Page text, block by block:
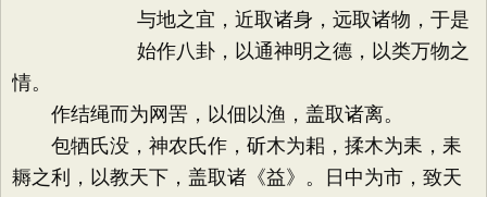
与地之宜，近取诸身，远取诸物，于是
始作八卦，以通神明之德，以类万物之
情。
作结绳而为网罟，以佃以渔，盖取诸离。
包牺氏没，神农氏作，斫木为耜，揉木为耒，耒
耨之利，以教天下，盖取诸《益》。日中为市，致天